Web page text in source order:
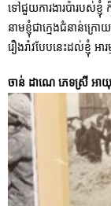
ទៅជួយការងារប៉ារបស់ខ្
នាមខ្ញុំជាក្មេងជំនាន់ក្រ
រឿងរ៉ាវបែបនេះដល់ខ្ញុំ អ
ចាន់ ដាណេ ភេទស្រី អាយុ